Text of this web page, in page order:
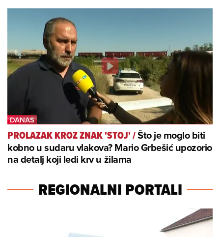
PROLAZAK KROZ ZNAK 'STOJ'/Što je moglo biti
kobno u sudaru vlakova? Mario Grbešić upozorio
na detalj koji ledi krv u žilama
REGIONALNI PORTALI